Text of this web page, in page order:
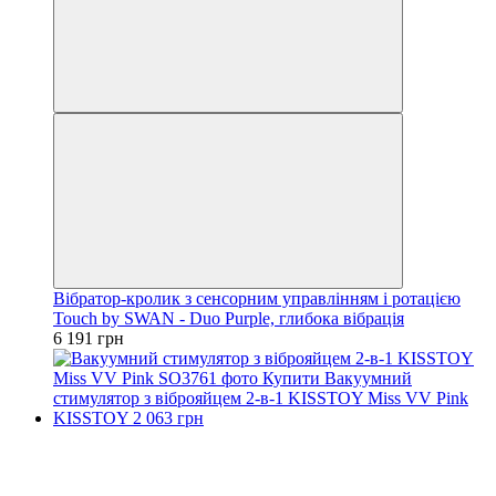
Вібратор-кролик з сенсорним управлінням і ротацією
Touch by SWAN - Duo Purple, глибока вібрація
6 191 грн